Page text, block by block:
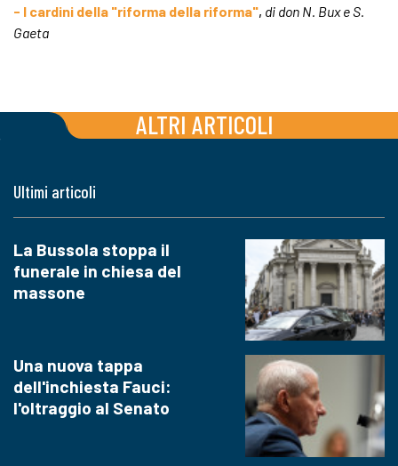
- I cardini della "riforma della riforma", di don N. Bux e S.
Gaeta
ALTRI ARTICOLI
Ultimi articoli
La Bussola stoppa il
funerale in chiesa del
massone
Una nuova tappa
dell'inchiesta Fauci:
l'oltraggio al Senato